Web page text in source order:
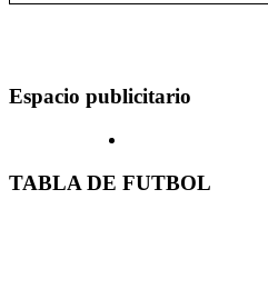
Espacio publicitario
TABLA DE FUTBOL